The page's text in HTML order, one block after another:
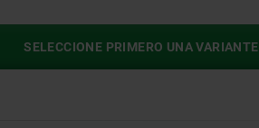
SELECCIONE PRIMERO UNA VARIANTE